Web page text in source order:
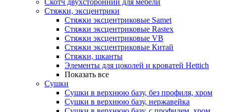
Скотч двухсторонний для мебели
Стяжки, эксцентрики
Cтяжки эксцентриковые Samet
Стяжки эксцентриковые Rastex
Стяжки эксцентриковые VB
Стяжки эксцентриковые Китай
Стяжки, шканты
Элементы для цоколей и кроватей Hettich
Показать все
Сушки
Сушки в верхнюю базу, без профиля, хром
Сушки в верхнюю базу, нержавейка